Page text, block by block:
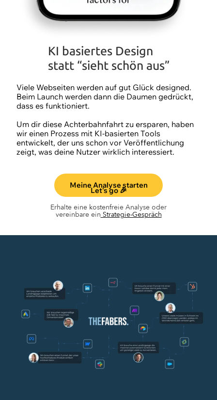
KI basiertes Design
statt “sieht schön aus”
Viele Webseiten werden auf gut Glück designed.
Beim Launch werden dann die Daumen gedrückt,
dass es funktioniert.
Um dir diese Achterbahnfahrt zu ersparen, haben
wir einen Prozess mit KI-basierten Tools
entwickelt, der uns schon vor Veröffentlichung
zeigt, was deine Nutzer wirklich interessiert.
Meine Analyse starten
Let's go 🎉
Erhalte eine kostenfreie Analyse oder
vereinbare ein Strategie-Gespräch